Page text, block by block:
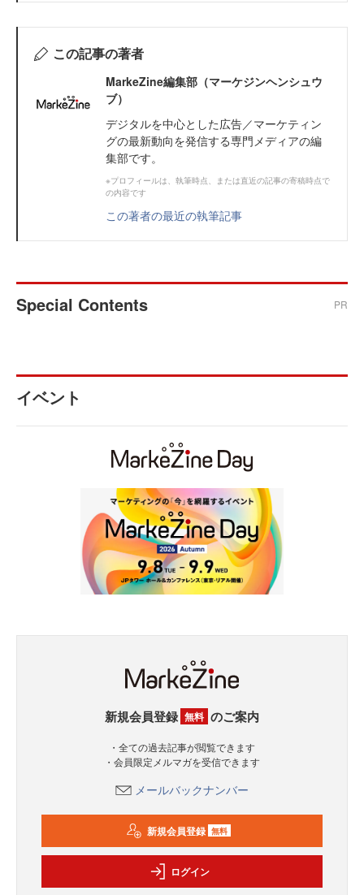
この記事の著者
MarkeZine編集部（マーケジンヘンシュウ
ブ）
デジタルを中心とした広告／マーケティン
グの最新動向を発信する専門メディアの編
集部です。
※プロフィールは、執筆時点、または直近の記事の寄稿時点で
の内容です
この著者の最近の執筆記事
Special Contents PR
イベント
新規会員登録 無料 のご案内
・全ての過去記事が閲覧できます
・会員限定メルマガを受信できます
メールバックナンバー
新規会員登録 無料
ログイン